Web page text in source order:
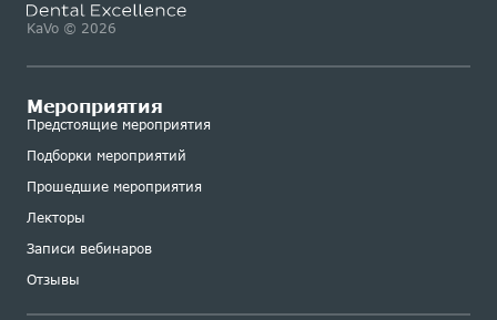
KaVo © 2026
Мероприятия
Предстоящие мероприятия
Подборки мероприятий
Прошедшие мероприятия
Лекторы
Записи вебинаров
Отзывы